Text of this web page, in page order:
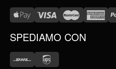
SPEDIAMO CON